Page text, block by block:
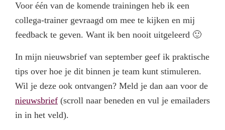
Voor één van de komende trainingen heb ik een
collega-trainer gevraagd om mee te kijken en mij
feedback te geven. Want ik ben nooit uitgeleerd 🙂
In mijn nieuwsbrief van september geef ik praktische
tips over hoe je dit binnen je team kunt stimuleren.
Wil je deze ook ontvangen? Meld je dan aan voor de
nieuwsbrief (scroll naar beneden en vul je emailaders
in in het veld).